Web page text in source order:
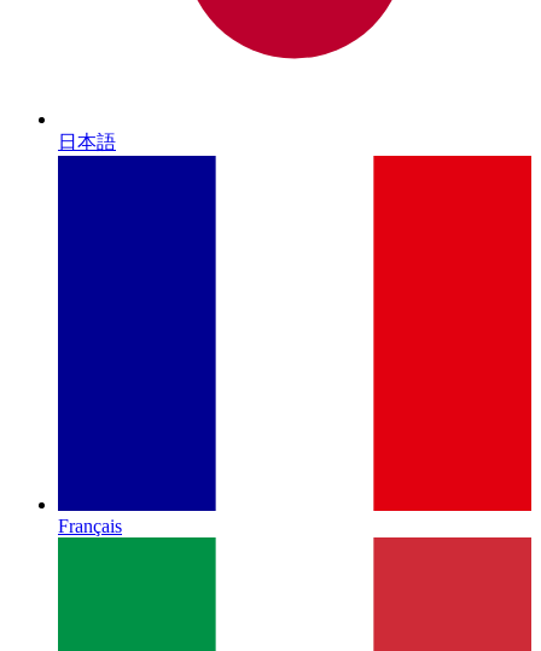
日本語
Français